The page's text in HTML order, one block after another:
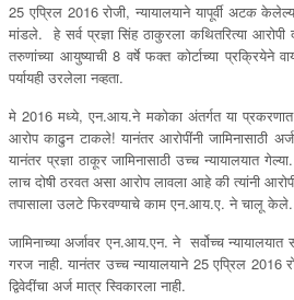
25 एप्रिल 2016 रोजी, न्यायालयाने यापूर्वी अटक
मांडले. हे सर्व प्रज्ञा सिंह ठाकुरला कथितरित्या
तरुणांच्या आयुष्याची 8 वर्षे फक्त कोर्टाच्या
पर्यायही उरलेला नव्हता.
मे 2016 मध्ये, एन.आय.ने मकोका अंतर्गत या
आरोप काढुन टाकले! यानंतर आरोपींनी जामिनासाठी
यानंतर प्रज्ञा ठाकूर जामिनासाठी उच्च न्यायालयात
लाच दोषी ठरवत असा आरोप लावला आहे की त्यांनी
तपासाला उलटे फिरवण्याचे काम एन.आय.ए. ने चालू केले.
जामिनाच्या अर्जावर एन.आय.एन. ने सर्वोच्च
गरज नाही. यानंतर उच्च न्यायालयाने 25 एप्रिल 2016
द्विवेदींचा अर्ज मात्र स्विकारला नाही.